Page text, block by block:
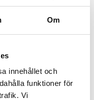
Om
innehållet och
funktioner för
Vi
Snart 20 år i tjänst
sig grunderna
fel: ”Kommer